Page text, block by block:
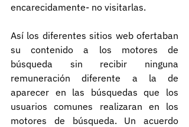
encarecidamente- no visitarlas.
Así los diferentes sitios web ofertaban
su contenido a los motores de
búsqueda sin recibir ninguna
remuneración diferente a la de
aparecer en las búsquedas que los
usuarios comunes realizaran en los
motores de búsqueda. Un acuerdo